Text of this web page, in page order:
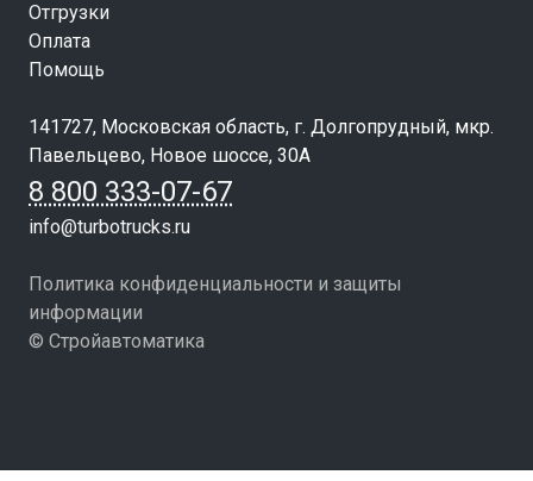
Отгрузки
Оплата
Помощь
141727, Московская область, г. Долгопрудный, мкр.
Павельцево, Новое шоссе, 30А
8 800 333-07-67
info@turbotrucks.ru
Политика конфиденциальности и защиты
информации
© Стройавтоматика